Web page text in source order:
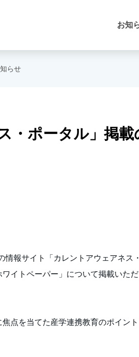
お知
らせ
・ポータル」掲
情報サイト「カレントアウェアネ
イトペーパー」について掲載いただ
点を当てた産学連携教育のポイン